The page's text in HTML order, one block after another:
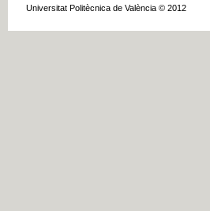
Universitat Politècnica de València © 2012